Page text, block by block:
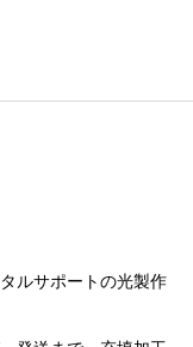
ルサポートの光製作